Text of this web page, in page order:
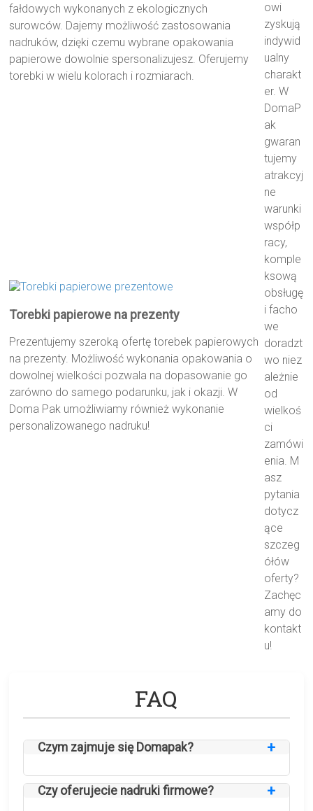
fałdowych wykonanych z ekologicznych
surowców. Dajemy możliwość zastosowania
nadruków, dzięki czemu wybrane opakowania
papierowe dowolnie spersonalizujesz. Oferujemy
torebki w wielu kolorach i rozmiarach.
Torebki papierowe na prezenty
Prezentujemy szeroką ofertę torebek papierowych
na prezenty. Możliwość wykonania opakowania o
dowolnej wielkości pozwala na dopasowanie go
zarówno do samego podarunku, jak i okazji. W
Doma Pak umożliwiamy również wykonanie
personalizowanego nadruku!
owi
zyskują
indywid
ualny
charakt
er. W
DomaP
ak
gwaran
tujemy
atrakcyj
ne
warunki
współp
racy,
komple
ksową
obsługę
i facho
we
doradzt
wo niez
ależnie
od
wielkoś
ci
zamówi
enia. M
asz
pytania
dotycz
ące
szczeg
ółów
oferty?
Zachęc
amy do
kontakt
u!
FAQ
Czym zajmuje się Domapak?
Domapak to producent ekologicznych
Czy oferujecie nadruki firmowe?